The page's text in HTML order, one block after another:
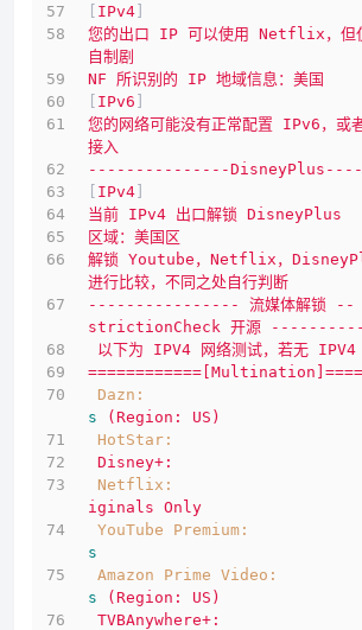
IPv4
您的出口
IP 可以使用 Netflix，但
自制剧
NF
所识别的 IP 地域信息：美国
IPv6
您的网络可能没有正常配置
IPv6，或
接入
---------------
IPv4
当前 IPv4 出口解锁 DisneyPlus
区域：美国区
解锁 Youtube，Netflix，
进行比较，不同之处自行判断
----------------
流媒体解锁 --
strictionCheck 开源
以下为
IPV4 网络测试，若无 IPV4
Dazn:
s
(Region:
US)
HotStar:
Disney+:
Netflix:
iginals Only
YouTube Premium:
s
Amazon Prime Video:
s
(Region:
US)
TVBAnywhere+: